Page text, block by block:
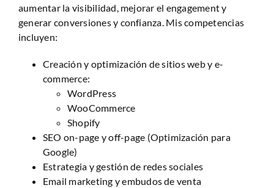
aumentar la visibilidad, mejorar el engagement y
generar conversiones y confianza. Mis competencias
incluyen:
Creación y optimización de sitios web y e-
commerce:
WordPress
WooCommerce
Shopify
SEO on-page y off-page (Optimización para
Google)
Estrategia y gestión de redes sociales
Email marketing y embudos de venta